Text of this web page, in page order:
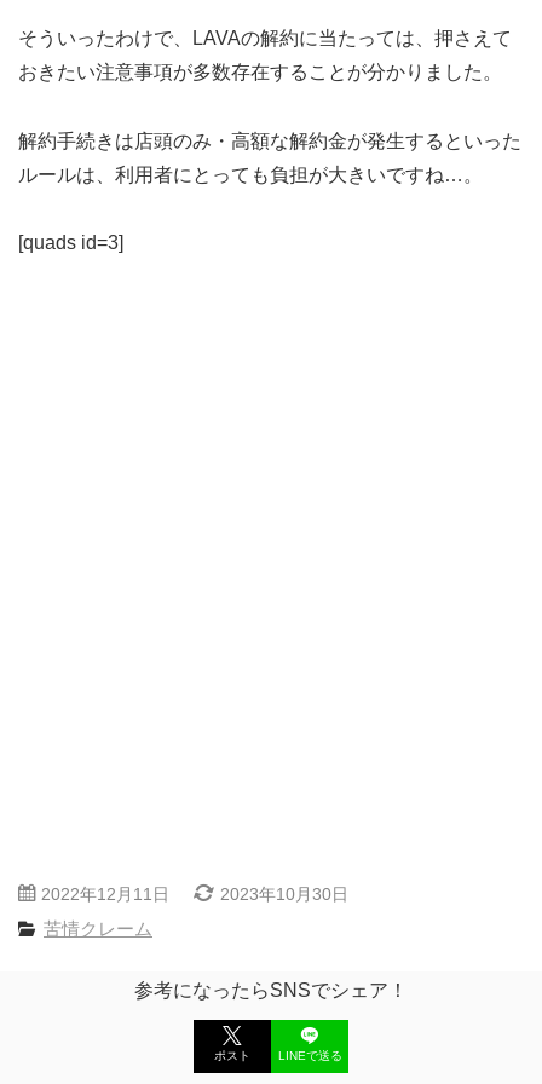
そういったわけで、LAVAの解約に当たっては、押さえて
おきたい注意事項が多数存在することが分かりました。
解約手続きは店頭のみ・高額な解約金が発生するといった
ルールは、利用者にとっても負担が大きいですね…。
[quads id=3]
2022年12月11日 2023年10月30日
苦情クレーム
参考になったらSNSでシェア！
ポスト LINEで送る